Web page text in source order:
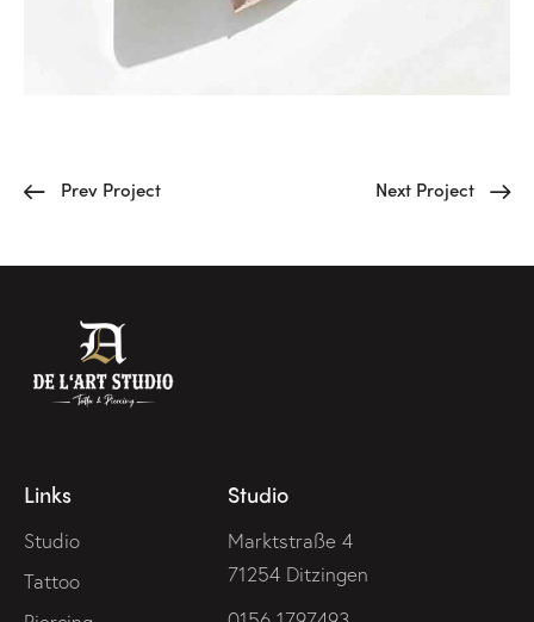
Prev Project Next Project
Links
Studio
Tattoo
Studio
Marktstraße 4
71254 Ditzingen